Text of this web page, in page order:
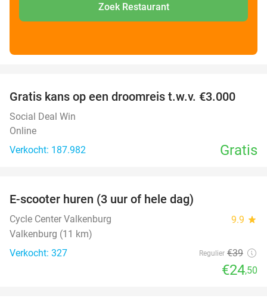
Zoek Restaurant
Gratis kans op een droomreis t.w.v. €3.000
Social Deal Win
Online
Verkocht: 187.982
Gratis
E-scooter huren (3 uur of hele dag)
Cycle Center Valkenburg 9.9 star
Valkenburg (11 km)
Verkocht: 327
Regulier €39
€24,50